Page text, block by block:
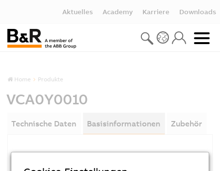
Aktuelles Academy Karriere Downloads
Home Produkte
VCA0Y0010
Technische Daten Basisinformationen Zubehör
MATERIALNUMMER:
VCA0Y0010